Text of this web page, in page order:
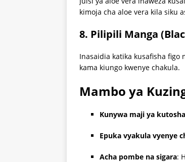
kimoja cha aloe vera kila siku
8. Pilipili Manga
Inasaidia katika kusafisha
kama kiungo kwenye chakula.
Mambo ya
Kunywa maji ya kutosha
Epuka vyakula vyenye
Acha pombe na sigara: